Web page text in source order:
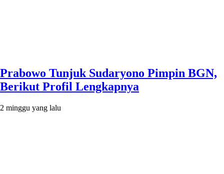
Prabowo Tunjuk Sudaryono Pimpin BGN,
Berikut Profil Lengkapnya
2 minggu yang lalu